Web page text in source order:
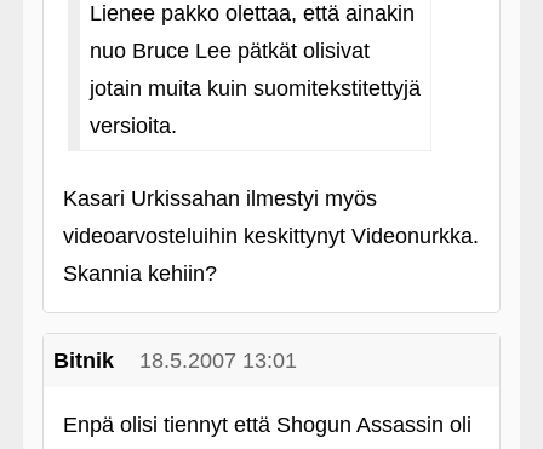
Lienee pakko olettaa, että ainakin
nuo Bruce Lee pätkät olisivat
jotain muita kuin suomitekstitettyjä
versioita.
Kasari Urkissahan ilmestyi myös
videoarvosteluihin keskittynyt Videonurkka.
Skannia kehiin?
Bitnik 18.5.2007 13:01
Enpä olisi tiennyt että Shogun Assassin oli